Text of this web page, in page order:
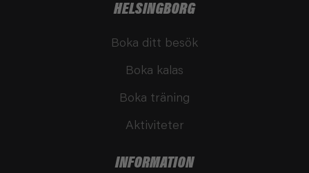
HELSINGBORG
Boka ditt besök
Boka kalas
Boka träning
Aktiviteter
INFORMATION